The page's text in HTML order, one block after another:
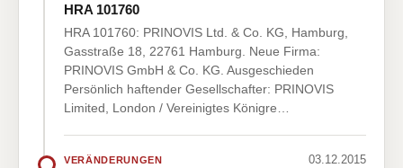
HRA 101760
HRA 101760: PRINOVIS Ltd. & Co. KG, Hamburg,
Gasstraße 18, 22761 Hamburg. Neue Firma:
PRINOVIS GmbH & Co. KG. Ausgeschieden
Persönlich haftender Gesellschafter: PRINOVIS
Limited, London / Vereinigtes Königre…
VERÄNDERUNGEN 03.12.2015